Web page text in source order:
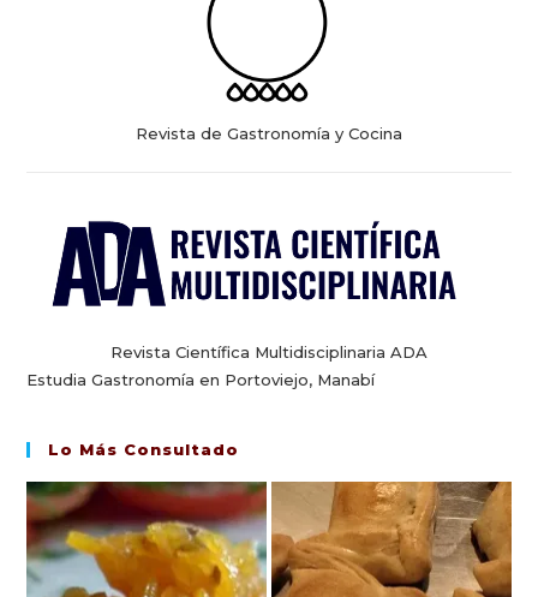
Revista de Gastronomía y Cocina
Revista Científica Multidisciplinaria ADA
Estudia Gastronomía en Portoviejo, Manabí
Lo Más Consultado